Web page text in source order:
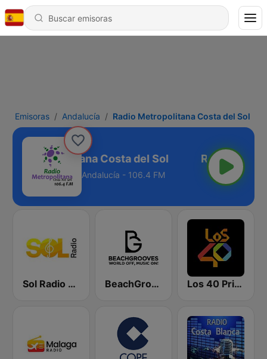
Emisoras Andalucía Radio Metropolitana Costa del Sol
Metropolitana Costa del Sol
Andalucía - 106.4 FM
Sol Radio Madrid BeachGrooves Radio Los 40 Principales